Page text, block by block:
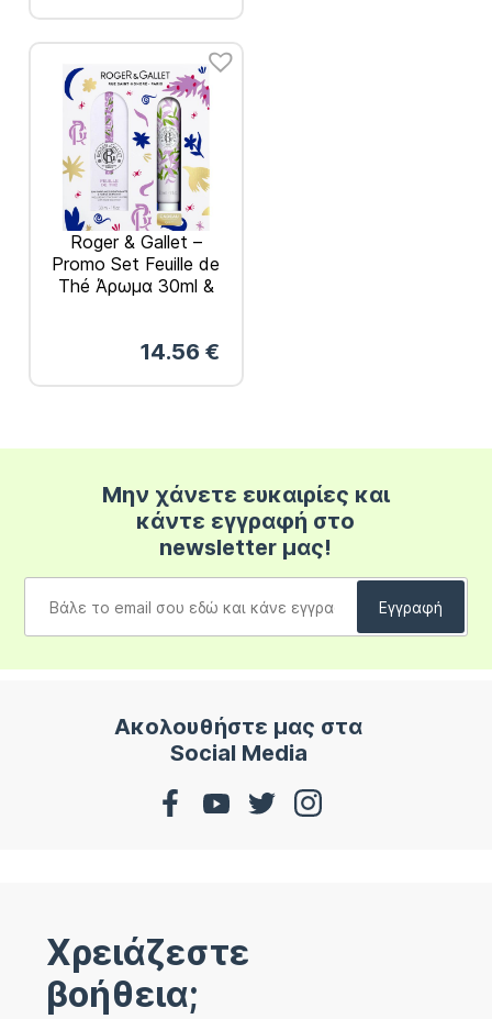
Roger & Gallet –
Promo Set Feuille de
Thé Άρωμα 30ml &
14.56 €
Μην χάνετε ευκαιρίες και
κάντε εγγραφή στο
newsletter μας!
Ακολουθήστε μας στα
Social Media
Χρειάζεστε
βοήθεια;